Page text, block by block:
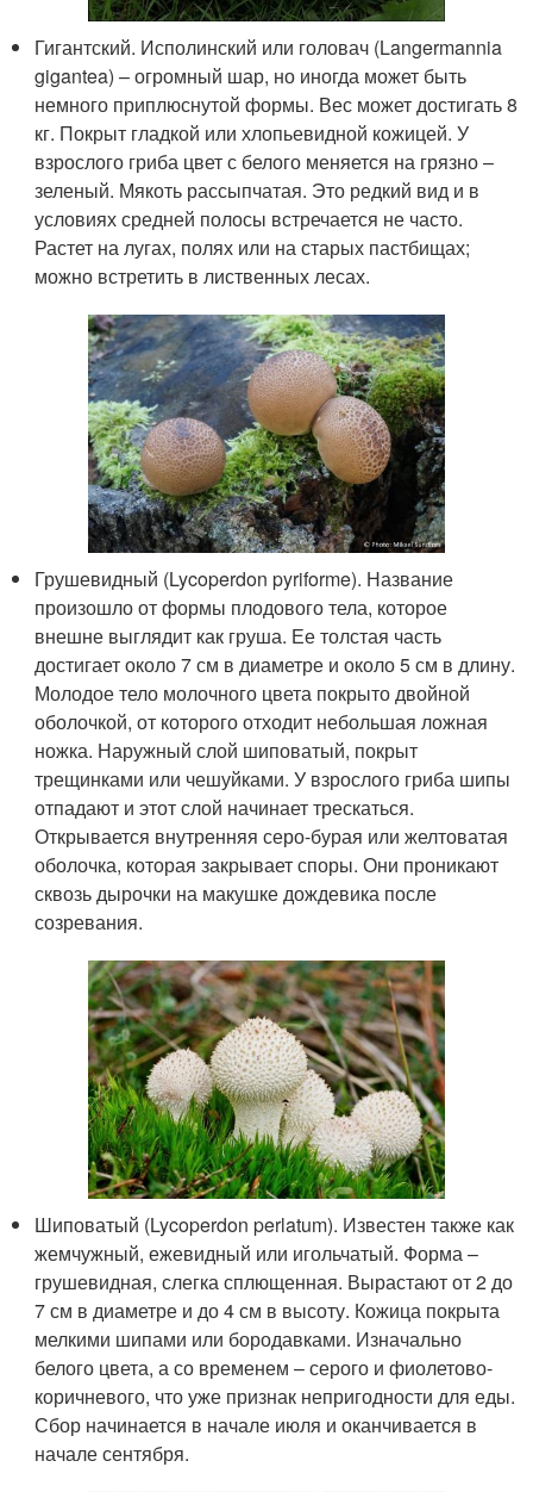
Гигантский. Исполинский или головач (Langermannia
gigantea) – огромный шар, но иногда может быть
немного приплюснутой формы. Вес может достигать 8
кг. Покрыт гладкой или хлопьевидной кожицей. У
взрослого гриба цвет с белого меняется на грязно –
зеленый. Мякоть рассыпчатая. Это редкий вид и в
условиях средней полосы встречается не часто.
Растет на лугах, полях или на старых пастбищах;
можно встретить в лиственных лесах.
Грушевидный (Lycoperdon pyriforme). Название
произошло от формы плодового тела, которое
внешне выглядит как груша. Ее толстая часть
достигает около 7 см в диаметре и около 5 см в длину.
Молодое тело молочного цвета покрыто двойной
оболочкой, от которого отходит небольшая ложная
ножка. Наружный слой шиповатый, покрыт
трещинками или чешуйками. У взрослого гриба шипы
отпадают и этот слой начинает трескаться.
Открывается внутренняя серо-бурая или желтоватая
оболочка, которая закрывает споры. Они проникают
сквозь дырочки на макушке дождевика после
созревания.
Шиповатый (Lycoperdon perlatum). Известен также как
жемчужный, ежевидный или игольчатый. Форма –
грушевидная, слегка сплющенная. Вырастают от 2 до
7 см в диаметре и до 4 см в высоту. Кожица покрыта
мелкими шипами или бородавками. Изначально
белого цвета, а со временем – серого и фиолетово-
коричневого, что уже признак непригодности для еды.
Сбор начинается в начале июля и оканчивается в
начале сентября.